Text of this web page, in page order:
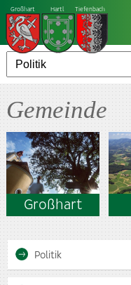
Großhart Hartl Tiefenbach
Gemeinde
Großhart
Politik